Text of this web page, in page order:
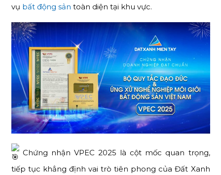
vụ bất động sản toàn diện tại khu vực.
Chứng nhận VPEC 2025 là cột mốc quan trọng,
tiếp tục khẳng định vai trò tiên phong của Đất Xanh